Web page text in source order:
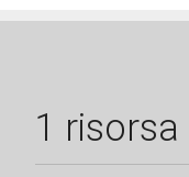
1 risorsa